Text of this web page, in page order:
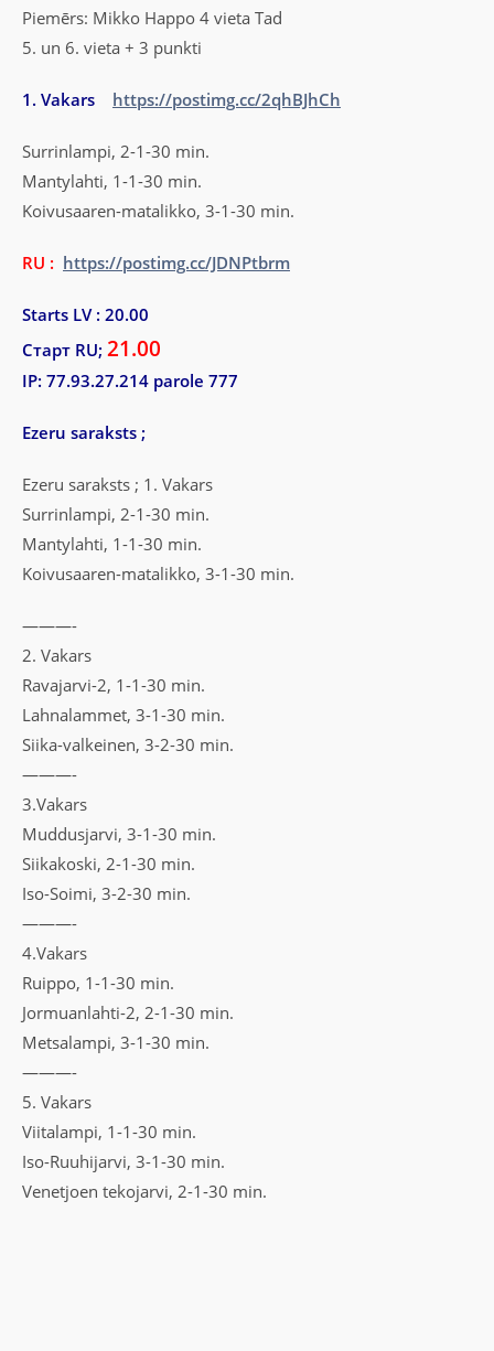
Piemērs: Mikko Happo 4 vieta Tad
5. un 6. vieta + 3 punkti
1. Vakars https://postimg.cc/2qhBJhCh
Surrinlampi, 2-1-30 min.
Mantylahti, 1-1-30 min.
Koivusaaren-matalikko, 3-1-30 min.
RU : https://postimg.cc/JDNPtbrm
Starts LV : 20.00
Старт RU; 21.00
IP: 77.93.27.214 parole 777
Ezeru saraksts ;
Ezeru saraksts ; 1. Vakars
Surrinlampi, 2-1-30 min.
Mantylahti, 1-1-30 min.
Koivusaaren-matalikko, 3-1-30 min.
———-
2. Vakars
Ravajarvi-2, 1-1-30 min.
Lahnalammet, 3-1-30 min.
Siika-valkeinen, 3-2-30 min.
———-
3.Vakars
Muddusjarvi, 3-1-30 min.
Siikakoski, 2-1-30 min.
Iso-Soimi, 3-2-30 min.
———-
4.Vakars
Ruippo, 1-1-30 min.
Jormuanlahti-2, 2-1-30 min.
Metsalampi, 3-1-30 min.
———-
5. Vakars
Viitalampi, 1-1-30 min.
Iso-Ruuhijarvi, 3-1-30 min.
Venetjoen tekojarvi, 2-1-30 min.